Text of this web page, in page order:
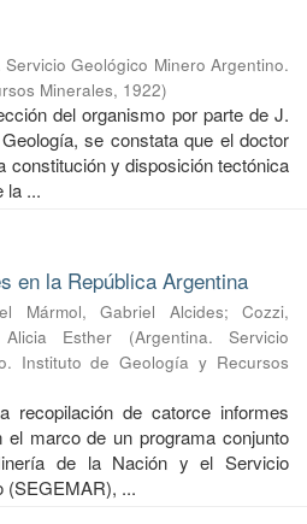
Servicio Geológico Minero Argentino.
Minerales, 1922)
del organismo por parte de J.
se constata que el doctor
constitución y disposición tectónica
la ...
en la República Argentina
Mármol, Gabriel Alcides;Cozzi,
Esther (Argentina. Servicio
Instituto de Geología y Recursos
recopilación de catorce informes
el marco de un programa conjunto
de la Nación y el Servicio
(SEGEMAR), ...